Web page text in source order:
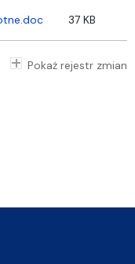
37 KB
Pokaż rejestr zmian